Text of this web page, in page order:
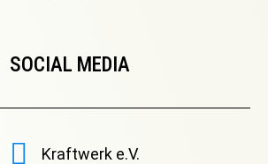
SOCIAL MEDIA
Kraftwerk e.V.